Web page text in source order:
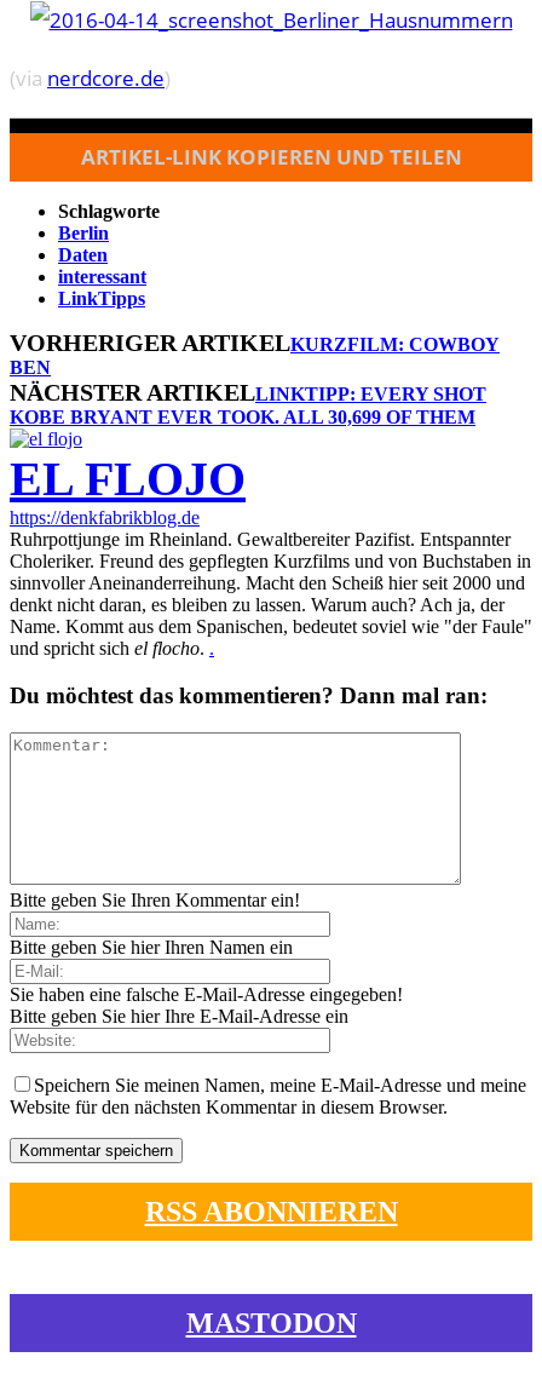
(via nerdcore.de)
ARTIKEL-LINK KOPIEREN UND TEILEN
Schlagworte
Berlin
Daten
interessant
LinkTipps
VORHERIGER ARTIKELKURZFILM: COWBOY
BEN
NÄCHSTER ARTIKELLINKTIPP: EVERY SHOT
KOBE BRYANT EVER TOOK. ALL 30,699 OF THEM
EL FLOJO
https://denkfabrikblog.de
Ruhrpottjunge im Rheinland. Gewaltbereiter Pazifist. Entspannter
Choleriker. Freund des gepflegten Kurzfilms und von Buchstaben in
sinnvoller Aneinanderreihung. Macht den Scheiß hier seit 2000 und
denkt nicht daran, es bleiben zu lassen. Warum auch? Ach ja, der
Name. Kommt aus dem Spanischen, bedeutet soviel wie "der Faule"
und spricht sich el flocho. .
Du möchtest das kommentieren? Dann mal ran:
Bitte geben Sie Ihren Kommentar ein!
Bitte geben Sie hier Ihren Namen ein
Sie haben eine falsche E-Mail-Adresse eingegeben!
Bitte geben Sie hier Ihre E-Mail-Adresse ein
Speichern Sie meinen Namen, meine E-Mail-Adresse und meine
Website für den nächsten Kommentar in diesem Browser.
RSS ABONNIEREN
MASTODON